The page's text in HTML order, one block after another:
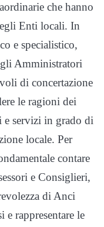
che hanno
Enti locali. In
e specialistico,
Amministratori
di concertazione
le ragioni dei
e servizi in grado di
locale. Per
contare
e Consiglieri,
di Anci
rappresentare le